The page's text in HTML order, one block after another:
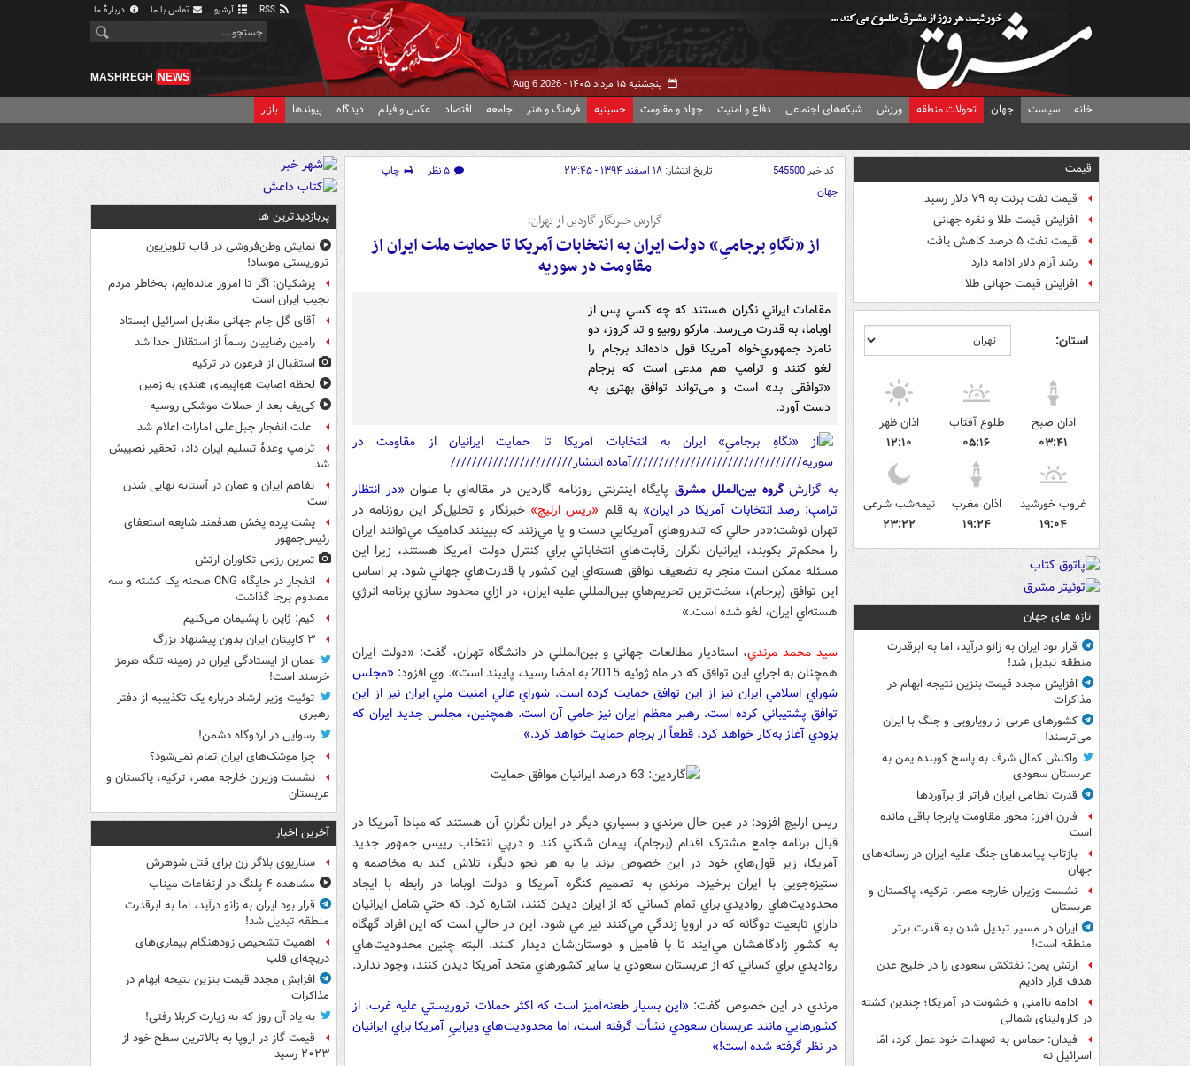
آرشیو تماس با ما دربارهٔ ما
پنجشنبه ۱۵ مرداد ۱۴۰۵ - Aug 6 2026
MASHREGH NEWS
خانه سیاست جهان تحولات منطقه ورزش شبکه‌های اجتماعی دفاع و امنیت جهاد و مقاومت حسینیه فرهنگ و هنر جامعه اقتصاد عکس و فیلم دیدگاه پیوندها بازار
قیمت
قیمت نفت برنت به ۷۹ دلار رسید
افزایش قیمت طلا و نقره جهانی
قیمت نفت ۵ درصد کاهش یافت
رشد آرام دلار ادامه دارد
افزایش قیمت جهانی طلا
استان:
اذان صبح
۰۳:۴۱
طلوع آفتاب
۰۵:۱۶
اذان ظهر
۱۲:۱۰
غروب خورشید
۱۹:۰۴
اذان مغرب
۱۹:۲۴
نیمه‌شب شرعی
۲۳:۲۲
تازه های جهان
قرار بود ایران به زانو درآید، اما به ابرقدرت
منطقه تبدیل شد!
افزایش مجدد قیمت بنزین نتیجه ابهام در
مذاکرات
کشورهای عربی از رویارویی و جنگ با ایران
می‌ترسند!
واکنش کمال شرف به پاسخ کوبنده یمن به
عربستان سعودی
قدرت نظامی ایران فراتر از برآوردها
فارن افرز: محور مقاومت پابرجا باقی مانده
است
بازتاب پیامدهای جنگ علیه ایران در رسانه‌های
جهان
نشست وزیران خارجه مصر، ترکیه، پاکستان و
عربستان
ایران در مسیر تبدیل شدن به قدرت برتر
منطقه است!
ارتش یمن: نفتکش سعودی را در خلیج عدن
هدف قرار دادیم
ادامه ناامنی و خشونت در آمریکا؛ چندین کشته
در کارولینای شمالی
فیدان: حماس به تعهدات خود عمل کرد، امّا
اسرائیل نه
کد خبر545500 تاریخ انتشار: ۱۸ اسفند ۱۳۹۴ - ۲۳:۴۵ ۵ نظر
چاپ
جهان
گزارش خبرنگار گاردین از تهران؛
از «نگاه‌ِ برجامیِ» دولت ایران به انتخابات آمریکا تا حمایت ملت ایران از
مقاومت در سوریه
مقامات ايراني نگران هستند که چه کسي پس از
اوباما، به قدرت می‌رسد. مارکو روبيو و تد کروز، دو
نامزد جمهوري‌خواه آمريکا قول داده‌اند برجام را
لغو کنند و ترامپ هم مدعی‌ است که برجام
«توافقی بد» است و می‌تواند توافق بهتری به
دست آورد.
به گزارشگروه بین‌الملل مشرقپايگاه اينترنتي روزنامه گاردين در مقاله‌اي با عنوان «در انتظار
ترامپ: رصد انتخابات آمريکا در ايران» به قلم «ريس ارليچ» خبرنگار و تحلیل‌گر اين روزنامه در
تهران نوشت:«در حالي که تندروهاي آمريکايي دست و پا مي‌زنند که بيينند کداميک مي‌توانند ايران
را محکم‌تر بکوبند، ايرانيان نگران رقابت‌هاي انتخاباتي براي کنترل دولت آمريکا هستند، زيرا اين
مسئله ممکن است منجر به تضعيف توافق هسته‌اي اين کشور با قدرت‌هاي جهاني شود. بر اساس
اين توافق (برجام)، سخت‌ترين تحريم‌هاي بين‌المللي عليه ايران، در ازاي محدود سازي برنامه انرژي
هسته‌اي ايران، لغو شده است.»
سيد محمد مرندي، استاديار مطالعات جهاني و بين‌المللي در دانشگاه تهران، گفت: «دولت ايران
همچنان به اجراي اين توافق که در ماه ژوئيه 2015 به امضا رسيد، پايبند است». وي افزود:
«مجلس
شوراي اسلامي ايران نيز از اين توافق حمايت کرده است. شوراي عالي امنيت ملي ايران نيز از اين
توافق پشتيباني کرده است. رهبر معظم ايران نيز حامي آن است. همچنين، مجلس جديد ايران که
بزودي آغاز به‌کار خواهد کرد، قطعاً از برجام حمايت خواهد کرد.»
ريس ارليچ افزود: در عين حال مرندي و بسياري ديگر در ايران نگرانِ آن هستند که مبادا آمريکا در
قبال برنامه جامع مشترک اقدام (برجام)، پيمان شکني کند و درپي انتخاب رييس جمهور جديد
آمريکا، زير قول‌هاي خود در اين خصوص بزند يا به هر نحو ديگر، تلاش کند به مخاصمه و
ستيزه‌جويي با ايران برخيزد. مرندي به تصميم کنگره آمريکا و دولت اوباما در رابطه با ايجاد
محدوديت‌هاي رواديدي براي تمام کساني که از ايران ديدن کنند، اشاره کرد، که حتي شامل ايرانيان
داراي تابعيت دوگانه که در اروپا زندگي مي‌کنند نيز مي شود. اين در حالي است که اين افراد گهگاه
به کشورِ زادگاهشان مي‌آيند تا با فاميل و دوستان‌شان ديدار کنند. البته چنين محدوديت‌هاي
رواديدي براي کساني که از عربستان سعودي يا ساير کشورهاي متحد آمريکا ديدن کنند، وجود ندارد.
مرندي در اين خصوص گفت: «اين بسيار طعنه‌آميز است که اکثر حملات تروريستي عليه غرب، از
کشورهايي مانند عربستان سعودي نشأت گرفته است، اما محدوديت‌هاي ويزاييِ آمريکا براي ايرانيان
در نظر گرفته شده است!»
پربازدیدترین ها
نمایش وطن‌فروشی در قاب تلویزیون
تروریستی موساد!
پزشکیان: اگر تا امروز مانده‌ایم، به‌خاطر مردم
نجیب ایران است
آقای گل جام جهانی مقابل اسرائیل ایستاد
رامین رضاییان رسماً از استقلال جدا شد
استقبال از فرعون در ترکیه
لحظه اصابت هواپیمای هندی به زمین
کی‌یف بعد از حملات موشکی روسیه
علت انفجار جبل‌علی امارات اعلام شد
ترامپ وعدۀ تسلیم ایران داد، تحقیر نصیبش
شد
تفاهم ایران و عمان در آستانه نهایی شدن
است
پشت پرده پخش هدفمند شایعه استعفای
رئیس‌جمهور
تمرین رزمی تکاوران ارتش
انفجار در جایگاه CNG صحنه یک کشته و سه
مصدوم برجا گذاشت
کیم: ژاپن را پشیمان می‌کنیم
۳ کاپیتان ایران بدون پیشنهاد بزرگ
عمان از ایستادگی ایران در زمینه تنگه هرمز
خرسند است!
توئیت وزیر ارشاد درباره یک تکذیبیه از دفتر
رهبری
رسوایی در اردوگاه دشمن!
چرا موشک‌های ایران تمام نمی‌شود؟
نشست وزیران خارجه مصر، ترکیه، پاکستان و
عربستان
آخرین اخبار
سناریوی بلاگر زن برای قتل شوهرش
مشاهده ۴ پلنگ در ارتفاعات میناب
قرار بود ایران به زانو درآید، اما به ابرقدرت
منطقه تبدیل شد!
اهمیت تشخیص زودهنگام بیماری‌های
دریچه‌ای قلب
افزایش مجدد قیمت بنزین نتیجه ابهام در
مذاکرات
به یاد آن روز که به زیارت کربلا رفتی!
قیمت گاز در اروپا به بالاترین سطح خود از
۲۰۲۳ رسید